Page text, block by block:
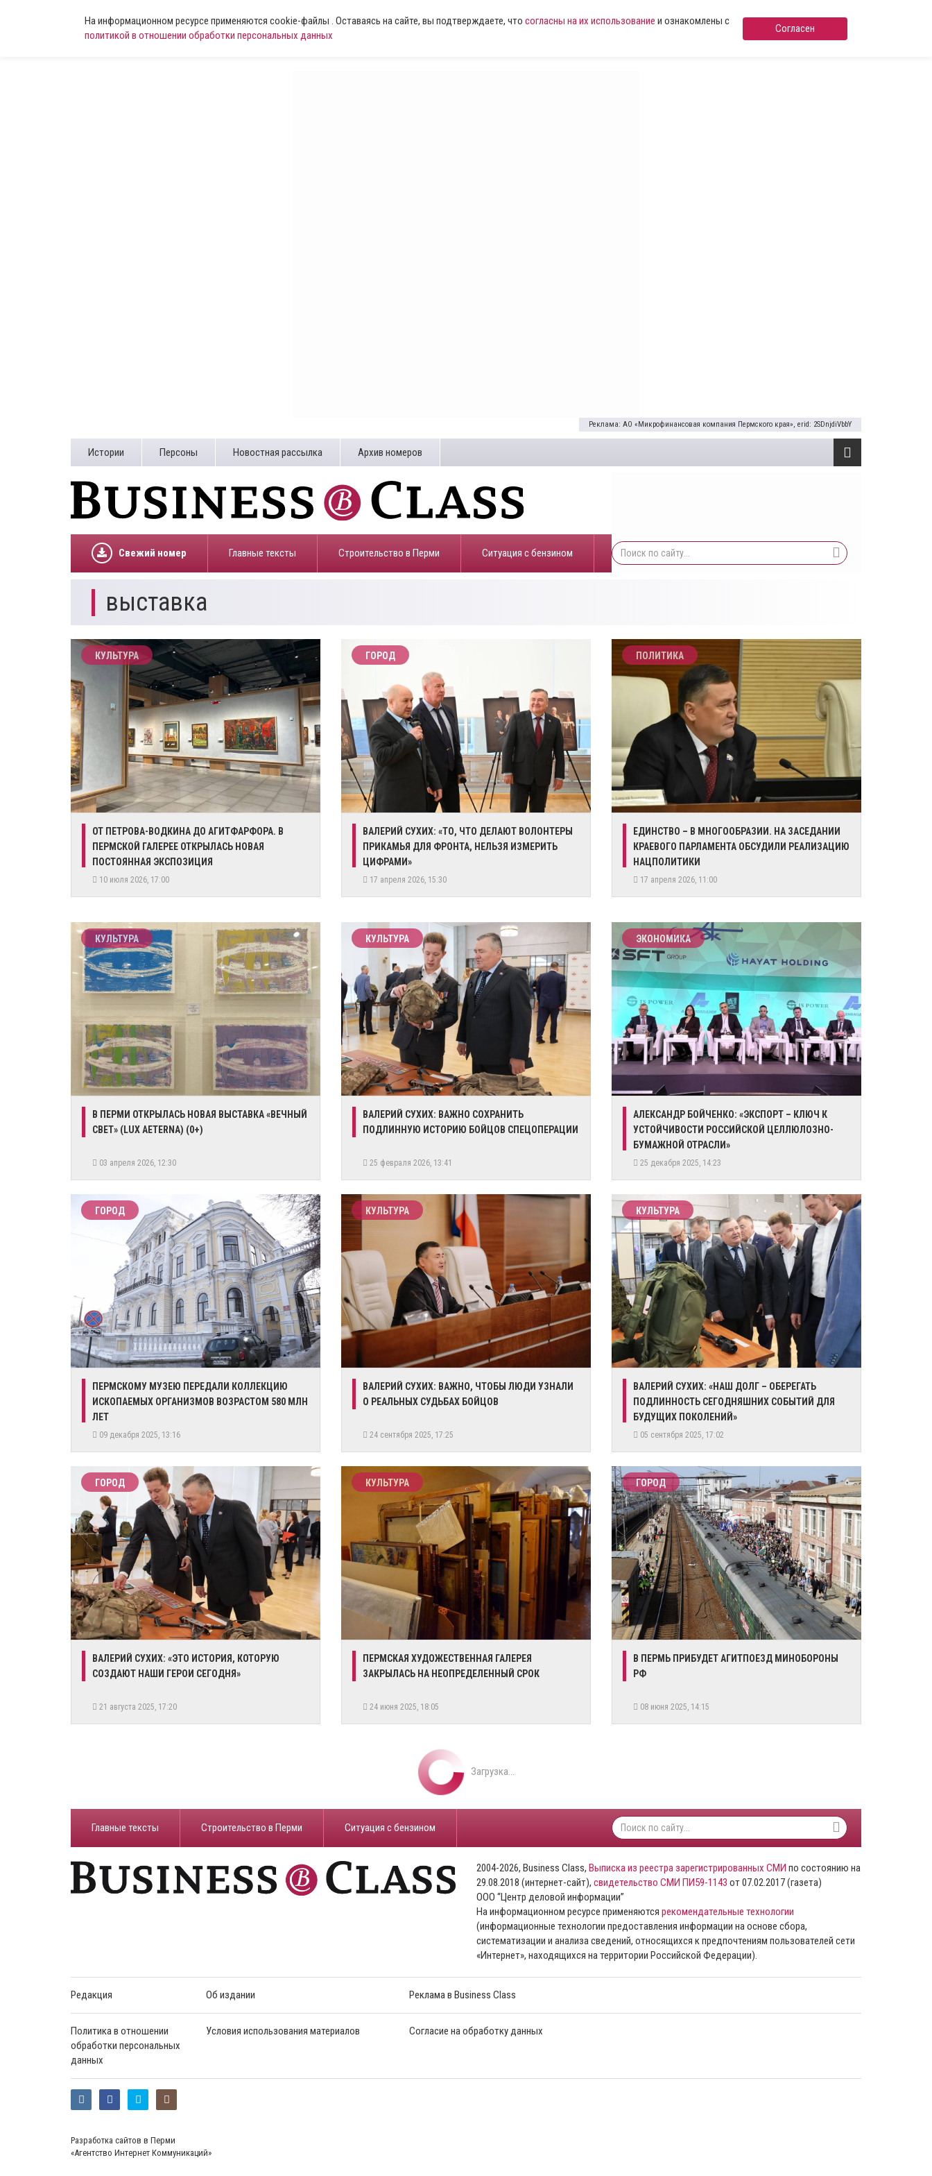
На информационном ресурсе применяются cookie-файлы . Оставаясь на сайте, вы подтверждаете, что согласны на их использование и ознакомлены с
политикой в отношении обработки персональных данных
Согласен
Реклама: АО «Микрофинансовая компания Пермского края», erid: 2SDnjdiVbbY
Истории Персоны Новостная рассылка Архив номеров
Свежий номер Главные тексты Строительство в Перми ​Ситуация с бензином
выставка
КУЛЬТУРА
ОТ ПЕТРОВА-ВОДКИНА ДО АГИТФАРФОРА. В
ПЕРМСКОЙ ГАЛЕРЕЕ ОТКРЫЛАСЬ НОВАЯ
ПОСТОЯННАЯ ЭКСПОЗИЦИЯ
10 июля 2026, 17:00
ГОРОД
ВАЛЕРИЙ СУХИХ: «ТО, ЧТО ДЕЛАЮТ ВОЛОНТЕРЫ
ПРИКАМЬЯ ДЛЯ ФРОНТА, НЕЛЬЗЯ ИЗМЕРИТЬ
ЦИФРАМИ»
17 апреля 2026, 15:30
ПОЛИТИКА
ЕДИНСТВО – В МНОГООБРАЗИИ. НА ЗАСЕДАНИИ
КРАЕВОГО ПАРЛАМЕНТА ОБСУДИЛИ РЕАЛИЗАЦИЮ
НАЦПОЛИТИКИ
17 апреля 2026, 11:00
КУЛЬТУРА
В ПЕРМИ ОТКРЫЛАСЬ НОВАЯ ВЫСТАВКА «ВЕЧНЫЙ
СВЕТ» (LUX AETERNA) (0+)
03 апреля 2026, 12:30
КУЛЬТУРА
ВАЛЕРИЙ СУХИХ: ВАЖНО СОХРАНИТЬ
ПОДЛИННУЮ ИСТОРИЮ БОЙЦОВ СПЕЦОПЕРАЦИИ
25 февраля 2026, 13:41
ЭКОНОМИКА
АЛЕКСАНДР БОЙЧЕНКО: «ЭКСПОРТ – КЛЮЧ К
УСТОЙЧИВОСТИ РОССИЙСКОЙ ЦЕЛЛЮЛОЗНО-
БУМАЖНОЙ ОТРАСЛИ»
25 декабря 2025, 14:23
ГОРОД
ПЕРМСКОМУ МУЗЕЮ ПЕРЕДАЛИ КОЛЛЕКЦИЮ
ИСКОПАЕМЫХ ОРГАНИЗМОВ ВОЗРАСТОМ 580 МЛН
ЛЕТ
09 декабря 2025, 13:16
КУЛЬТУРА
ВАЛЕРИЙ СУХИХ: ВАЖНО, ЧТОБЫ ЛЮДИ УЗНАЛИ
О РЕАЛЬНЫХ СУДЬБАХ БОЙЦОВ
24 сентября 2025, 17:25
КУЛЬТУРА
​ВАЛЕРИЙ СУХИХ: «НАШ ДОЛГ – ОБЕРЕГАТЬ
ПОДЛИННОСТЬ СЕГОДНЯШНИХ СОБЫТИЙ ДЛЯ
БУДУЩИХ ПОКОЛЕНИЙ»
05 сентября 2025, 17:02
ГОРОД
ВАЛЕРИЙ СУХИХ: «ЭТО ИСТОРИЯ, КОТОРУЮ
СОЗДАЮТ НАШИ ГЕРОИ СЕГОДНЯ»
21 августа 2025, 17:20
КУЛЬТУРА
ПЕРМСКАЯ ХУДОЖЕСТВЕННАЯ ГАЛЕРЕЯ
ЗАКРЫЛАСЬ НА НЕОПРЕДЕЛЕННЫЙ СРОК
24 июня 2025, 18:05
ГОРОД
В ПЕРМЬ ПРИБУДЕТ АГИТПОЕЗД МИНОБОРОНЫ
РФ
08 июня 2025, 14:15
Загрузка...
Главные тексты Строительство в Перми ​Ситуация с бензином
2004-2026, Business Class, Выписка из реестра зарегистрированных СМИ по состоянию на
29.08.2018 (интернет-сайт), свидетельство СМИ ПИ59-1143 от 07.02.2017 (газета)
ООО “Центр деловой информации”
На информационном ресурсе применяются рекомендательные технологии
(информационные технологии предоставления информации на основе сбора,
систематизации и анализа сведений, относящихся к предпочтениям пользователей сети
«Интернет», находящихся на территории Российской Федерации).
Редакция Об издании Реклама в Business Class
Политика в отношении
обработки персональных
данных
Условия использования материалов Согласие на обработку данных
Разработка сайтов в Перми
«Агентство Интернет Коммуникаций»